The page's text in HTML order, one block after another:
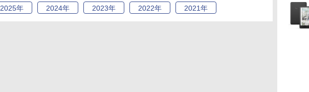
2025年 2024年 2023年 2022年 2021年